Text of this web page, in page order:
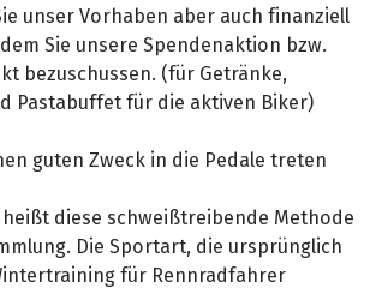
unser Vorhaben aber auch finanziell
Sie unsere Spendenaktion bzw.
bezuschussen. (für Getränke,
Pastabuffet für die aktiven Biker)
guten Zweck in die Pedale treten
diese schweißtreibende Methode
Die Sportart, die ursprünglich
für Rennradfahrer